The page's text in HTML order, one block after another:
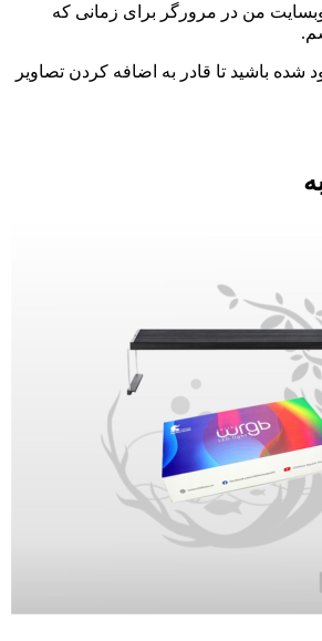
وبسایت من در مرورگر برای زمانی که
شده باشید تا قادر به اضافه کردن تصاویر